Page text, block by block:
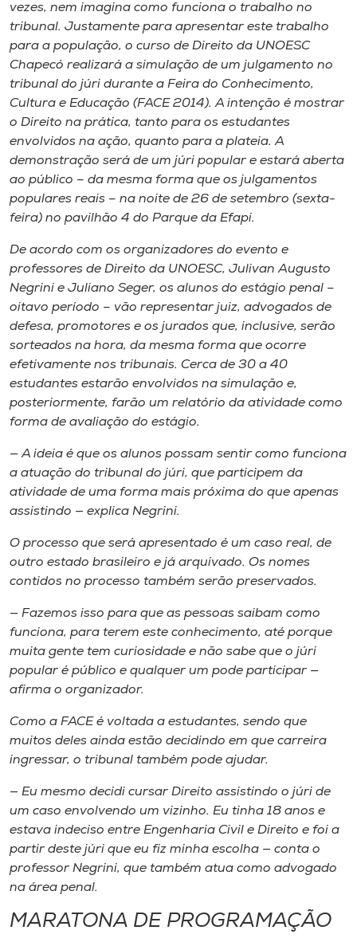
vezes, nem imagina como funciona o trabalho no
tribunal. Justamente para apresentar este trabalho
para a população, o curso de Direito da UNOESC
Chapecó realizará a simulação de um julgamento no
tribunal do júri durante a Feira do Conhecimento,
Cultura e Educação (FACE 2014). A intenção é mostrar
o Direito na prática, tanto para os estudantes
envolvidos na ação, quanto para a plateia. A
demonstração será de um júri popular e estará aberta
ao público – da mesma forma que os julgamentos
populares reais – na noite de 26 de setembro (sexta-
feira) no pavilhão 4 do Parque da Efapi.
De acordo com os organizadores do evento e
professores de Direito da UNOESC, Julivan Augusto
Negrini e Juliano Seger, os alunos do estágio penal –
oitavo período – vão representar juiz, advogados de
defesa, promotores e os jurados que, inclusive, serão
sorteados na hora, da mesma forma que ocorre
efetivamente nos tribunais. Cerca de 30 a 40
estudantes estarão envolvidos na simulação e,
posteriormente, farão um relatório da atividade como
forma de avaliação do estágio.
— A ideia é que os alunos possam sentir como funciona
a atuação do tribunal do júri, que participem da
atividade de uma forma mais próxima do que apenas
assistindo — explica Negrini.
O processo que será apresentado é um caso real, de
outro estado brasileiro e já arquivado. Os nomes
contidos no processo também serão preservados.
— Fazemos isso para que as pessoas saibam como
funciona, para terem este conhecimento, até porque
muita gente tem curiosidade e não sabe que o júri
popular é público e qualquer um pode participar —
afirma o organizador.
Como a FACE é voltada a estudantes, sendo que
muitos deles ainda estão decidindo em que carreira
ingressar, o tribunal também pode ajudar.
— Eu mesmo decidi cursar Direito assistindo o júri de
um caso envolvendo um vizinho. Eu tinha 18 anos e
estava indeciso entre Engenharia Civil e Direito e foi a
partir deste júri que eu fiz minha escolha — conta o
professor Negrini, que também atua como advogado
na área penal.
MARATONA DE PROGRAMAÇÃO